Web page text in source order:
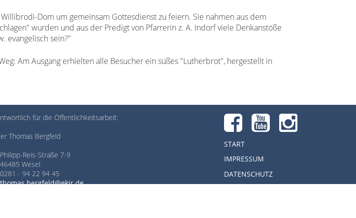
Dom um gemeinsam Gottesdienst zu feiern. Sie nahmen aus dem
wurden und aus der Predigt von Pfarrerin z. A. Indorf viele Denkanstöße
evangelisch sein?"
Am Ausgang erhielten alle Besucher ein süßes "Lutherbrot", hergestellt in
für die Öffentlichkeitsarbeit:
Thomas Bergfeld
Philipp-Reis-Straße 7-9
46485 Wesel
0281 - 94 22 94 45
thomas.bergfeld@ekir.de
START
IMPRESSUM
DATENSCHUTZ